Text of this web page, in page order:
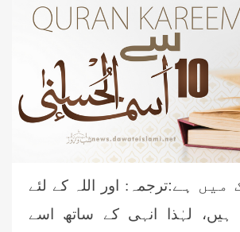
میں ہے:ترجمہ: اور اللہ کے لئے
ہیں، لہٰذا انہی کے ساتھ اسے